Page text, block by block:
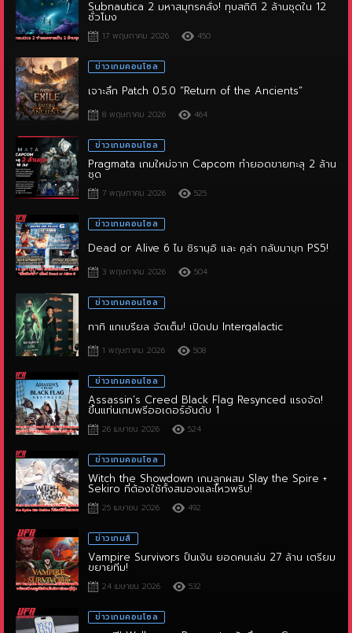
17 พฤษภาคม 2026 450
ข่าวเกมคอนโซล
เจาะลึก Patch 0.5.0 “Return of the Ancients”
8 พฤษภาคม 2026 464
ข่าวเกมคอนโซล
Pragmata เกมใหม่จาก Capcom ทำยอดขายทะลุ 2 ล้าน
ชุด
7 พฤษภาคม 2026 525
ข่าวเกมคอนโซล
Dead or Alive 6 ไม ชิรานุอิ และ คูล่า กลับมาบุก PS5!
3 พฤษภาคม 2026 504
ข่าวเกมคอนโซล
ทาทิ แกเบรียล จัดเต็ม! เปิดปม Intergalactic
1 พฤษภาคม 2026 508
ข่าวเกมคอนโซล
Assassin’s Creed Black Flag Resynced แรงจัด!
ขึ้นแท่นเกมพรีออเดอร์อันดับ 1
26 เมษายน 2026 524
ข่าวเกมคอนโซล
Witch the Showdown เกมลูกผสม Slay the Spire +
Sekiro ที่ต้องใช้ทั้งสมองและไหวพริบ!
25 เมษายน 2026 492
ข่าวเกมส์
Vampire Survivors ปั้นเงิน ยอดคนเล่น 27 ล้าน เตรียม
ขยายทีม!
24 เมษายน 2026 532
ข่าวเกมคอนโซล
แจกฟรี! Wallpaper Pragmata ตัวตึงจาก Capcom
จัดไปลงมือถือแบบนัวๆ